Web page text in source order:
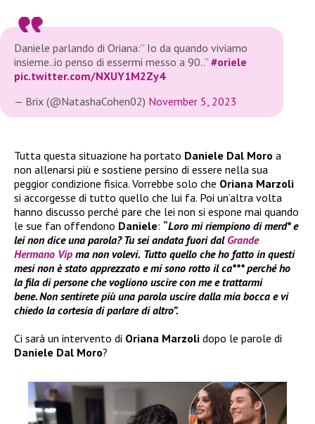
Daniele parlando di Oriana:” Io da quando viviamo
insieme..io penso di essermi messo a 90..” #oriele
pic.twitter.com/NXUY1M2Zy4
— Brix (@NatashaCohen02) November 5, 2023
Tutta questa situazione ha portato Daniele Dal Moro a
non allenarsi più e sostiene persino di essere nella sua
peggior condizione fisica. Vorrebbe solo che Oriana Marzoli
si accorgesse di tutto quello che lui fa. Poi un’altra volta
hanno discusso perché pare che lei non si espone mai quando
le sue fan offendono Daniele: “Loro mi riempiono di merd* e
lei non dice una parola? Tu sei andata fuori dal Grande
Hermano Vip ma non volevi. Tutto quello che ho fatto in questi
mesi non è stato apprezzato e mi sono rotto il ca*** perché ho
la fila di persone che vogliono uscire con me e trattarmi
bene. Non sentirete più una parola uscire dalla mia bocca e vi
chiedo la cortesia di parlare di altro”.
Ci sarà un intervento di Oriana Marzoli dopo le parole di
Daniele Dal Moro?